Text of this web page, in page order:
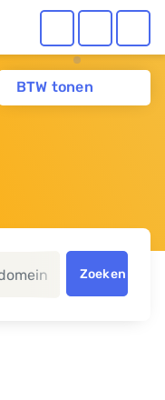
BTW tonen
multiste issues
Zoeken